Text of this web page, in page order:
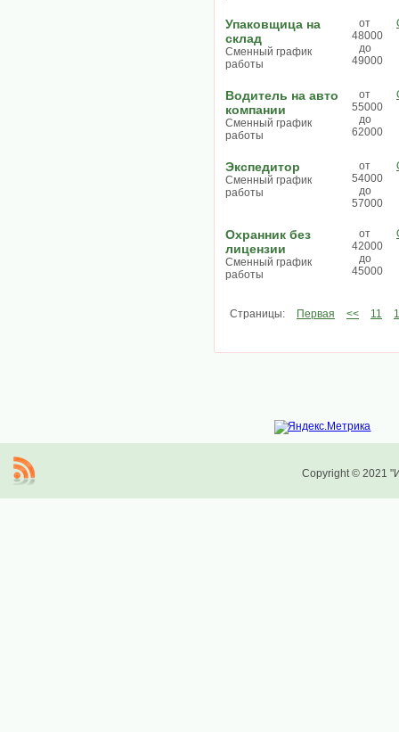
Упаковщица на
склад
Сменный график
работы
от
48000
до
49000
Водитель на авто
компании
Сменный график
работы
от
55000
до
62000
Экспедитор
Сменный график
работы
от
54000
до
57000
Охранник без
лицензии
Сменный график
работы
от
42000
до
45000
Страницы: Первая << 11
Copyright © 2021